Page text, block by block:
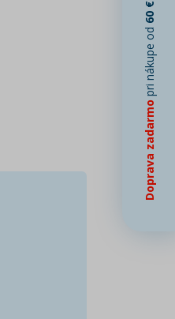
Doprava zadarmo
pri nákupe od
60 €